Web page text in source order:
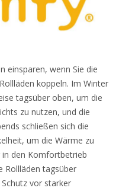
einsparen, wenn Sie die
koppeln. Im Winter
tagsüber oben, um die
zu nutzen, und die
schließen sich die
um die Wärme zu
in den Komfortbetrieb
Rollläden tagsüber
vor starker